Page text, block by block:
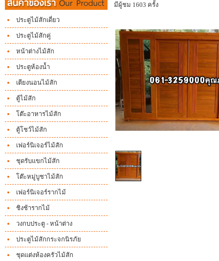
ประตูไม้สักเดี่ยว
ประตูไม้สักคู่
หน้าต่างไม้สัก
ประตูห้องน้ำ
เตียงนอนไม้สัก
ตู้ไม้สัก
โต๊ะอาหารไม้สัก
ตู้โชว์ไม้สัก
เฟอร์นิเจอร์ไม้สัก
ชุดรับแขกไม้สัก
โต๊ะหมู่บูชาไม้สัก
เฟอร์นิเจอร์รากไม้
ชิงช้ารากไม้
วงกบประตู - หน้าต่าง
ประตูไม้สักกระจกนิรภัย
ชุดแต่งห้องครัวไม้สัก
มีผู้ชม 1603 ครั้ง